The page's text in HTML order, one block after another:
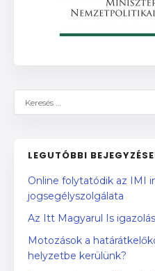
LEGUTÓBBI
Online folytatódik az IMI
jogsegélyszolgálata
Az Itt Magyarul Is
Motozások a
helyzetbe kerülünk?